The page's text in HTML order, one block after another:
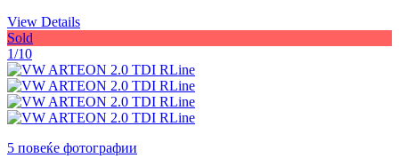
View Details
Sold
1/10
5 повеќе фотографии